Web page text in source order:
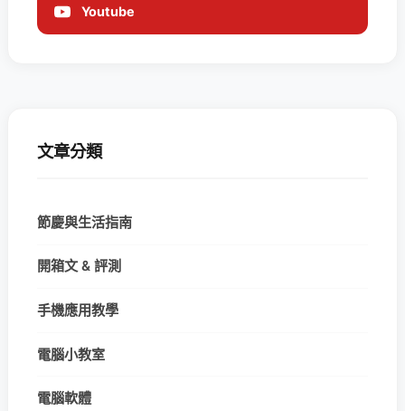
Youtube
文章分類
節慶與生活指南
開箱文 & 評測
手機應用教學
電腦小教室
電腦軟體